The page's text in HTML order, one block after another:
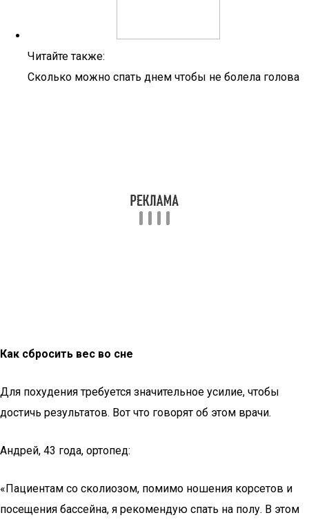
Читайте также:
Сколько можно спать днем чтобы не болела голова
Как сбросить вес во сне
Для похудения требуется значительное усилие, чтобы
достичь результатов. Вот что говорят об этом врачи.
Андрей, 43 года, ортопед:
«Пациентам со сколиозом, помимо ношения корсетов и
посещения бассейна, я рекомендую спать на полу. В этом